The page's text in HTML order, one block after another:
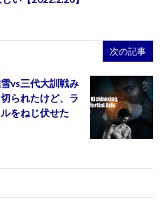
次の記事
vs三代大訓戦み
られたけど、ラ
をねじ伏せた